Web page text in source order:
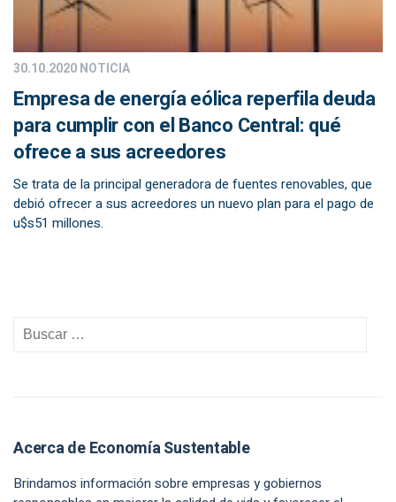
30.10.2020NOTICIA
Empresa de energía eólica reperfila deuda
para cumplir con el Banco Central: qué
ofrece a sus acreedores
Se trata de la principal generadora de fuentes renovables, que
debió ofrecer a sus acreedores un nuevo plan para el pago de
u$s51 millones.
Acerca de Economía Sustentable
Brindamos información sobre empresas y gobiernos